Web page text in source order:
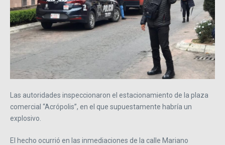
Las autoridades inspeccionaron el estacionamiento de la plaza
comercial “Acrópolis”, en el que supuestamente habría un
explosivo.
El hecho ocurrió en las inmediaciones de la calle Mariano